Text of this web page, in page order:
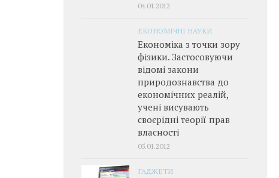
04.01.2012
ЕКОНОМІЧНІ НАУКИ
Економіка з точки зору
фізики. Застосовуючи
відомі закони
природознавства до
економічних реалій,
учені висувають
своєрідні теорії прав
власності
05.01.2012
ГАДЖЕТИ